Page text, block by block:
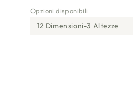
Opzioni disponibili
12 Dimensioni 3 Altezze